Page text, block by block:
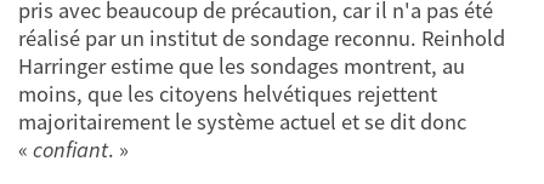
pris avec beaucoup de précaution, car il n'a pas été
réalisé par un institut de sondage reconnu. Reinhold
Harringer estime que les sondages montrent, au
moins, que les citoyens helvétiques rejettent
majoritairement le système actuel et se dit donc
« confiant. »